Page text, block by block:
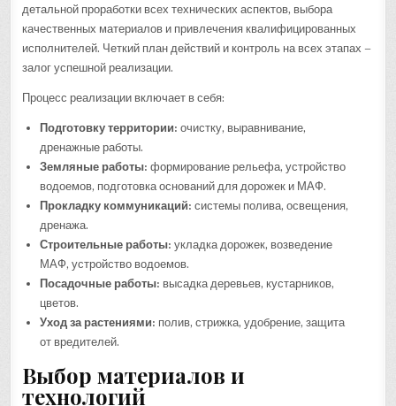
детальной проработки всех технических аспектов, выбора
качественных материалов и привлечения квалифицированных
исполнителей. Четкий план действий и контроль на всех этапах –
залог успешной реализации.
Процесс реализации включает в себя:
Подготовку территории: очистку, выравнивание,
дренажные работы.
Земляные работы: формирование рельефа, устройство
водоемов, подготовка оснований для дорожек и МАФ.
Прокладку коммуникаций: системы полива, освещения,
дренажа.
Строительные работы: укладка дорожек, возведение
МАФ, устройство водоемов.
Посадочные работы: высадка деревьев, кустарников,
цветов.
Уход за растениями: полив, стрижка, удобрение, защита
от вредителей.
Выбор материалов и
технологий